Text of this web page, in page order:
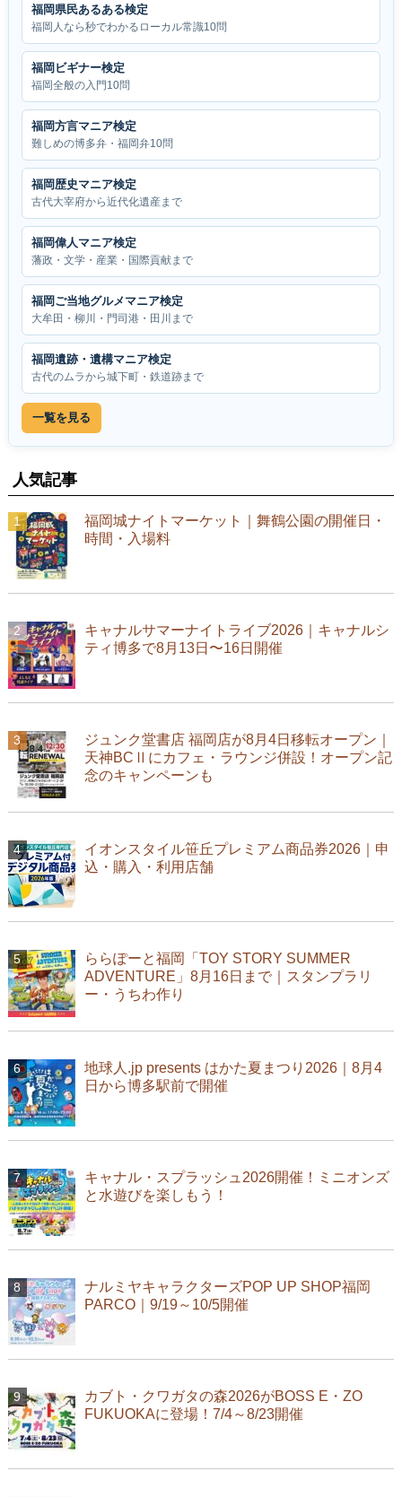
福岡県民あるある検定
福岡人なら秒でわかるローカル常識10問
福岡ビギナー検定
福岡全般の入門10問
福岡方言マニア検定
難しめの博多弁・福岡弁10問
福岡歴史マニア検定
古代大宰府から近代化遺産まで
福岡偉人マニア検定
藩政・文学・産業・国際貢献まで
福岡ご当地グルメマニア検定
大牟田・柳川・門司港・田川まで
福岡遺跡・遺構マニア検定
古代のムラから城下町・鉄道跡まで
一覧を見る
人気記事
福岡城ナイトマーケット｜舞鶴公園の開催日・
時間・入場料
キャナルサマーナイトライブ2026｜キャナルシ
ティ博多で8月13日〜16日開催
ジュンク堂書店 福岡店が8月4日移転オープン｜
天神BCⅡにカフェ・ラウンジ併設！オープン記
念のキャンペーンも
イオンスタイル笹丘プレミアム商品券2026｜申
込・購入・利用店舗
ららぽーと福岡「TOY STORY SUMMER
ADVENTURE」8月16日まで｜スタンプラリ
ー・うちわ作り
地球人.jp presents はかた夏まつり2026｜8月4
日から博多駅前で開催
キャナル・スプラッシュ2026開催！ミニオンズ
と水遊びを楽しもう！
ナルミヤキャラクターズPOP UP SHOP福岡
PARCO｜9/19～10/5開催
カブト・クワガタの森2026がBOSS E・ZO
FUKUOKAに登場！7/4～8/23開催